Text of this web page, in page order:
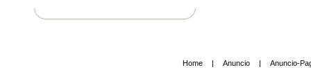
Home | Anuncio | Anuncio-